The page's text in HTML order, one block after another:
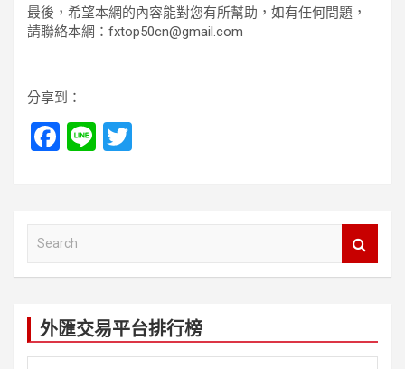
最後，希望本網的內容能對您有所幫助，如有任何問題，
請聯絡本網：fxtop50cn@gmail.com
分享到：
F
ce
o
o
k
Li
e
tt
外匯交易平台排行榜